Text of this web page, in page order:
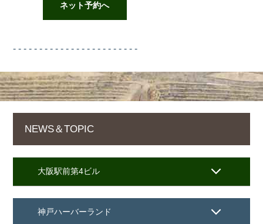
ネット予約へ
- - - - - - - - - - - - - - - - - - - - - - - -
NEWS＆TOPIC
大阪駅前第4ビル
神戸ハーバーランド